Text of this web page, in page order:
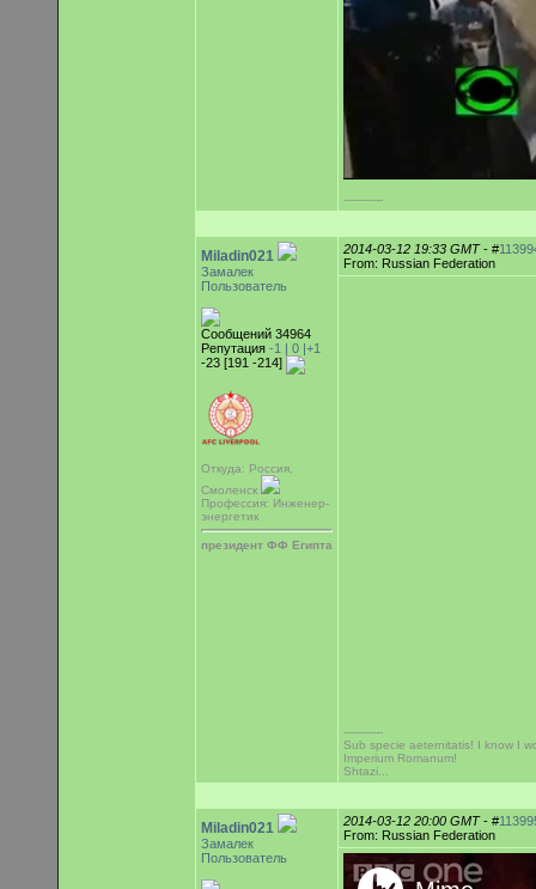
-----------
Miladin021
Замалек
Пользователь
Сообщений 34964
Репутация -1 | 0 |+1
-23 [191 -214]
Откуда: Россия,
Смоленск
Профессия: Инженер-
энергетик
президент ФФ Египта
2014-03-12 19:33 GMT- #
From: Russian Federation
-----------
Sub specie aeternitatis! I know I
Imperium Romanum!
Shtazi...
Miladin021
Замалек
Пользователь
2014-03-12 20:00 GMT- #
From: Russian Federation